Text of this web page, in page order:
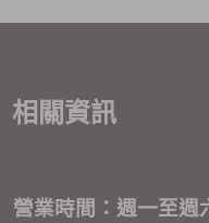
相
客
營業時間：週